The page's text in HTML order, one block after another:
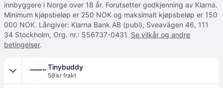
innbyggere i Norge over 18 år. Forutsetter godkjenning av Klarna.
Minimum kjøpsbeløp er 250 NOK og maksimalt kjøpsbeløp er 150
000 NOK. Långiver: Klarna Bank AB (publ), Sveavägen 46, 111
34 Stockholm, Org. nr.: 556737-0431. Se vilkår og andre
betingelser.
Tinybuddy
59 kr frakt